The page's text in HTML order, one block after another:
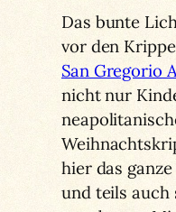
Das bunte
vor den
San Gregorio
nicht nur
hier das
und teils auch